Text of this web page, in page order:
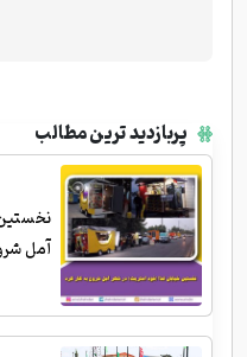
پربازدید ترین مطالب
آمل